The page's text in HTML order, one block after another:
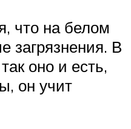
что на белом
загрязнения. В
оно и есть,
он учит